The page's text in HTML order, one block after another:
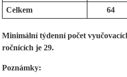
Celkem
64
Minimální týdenní počet
ročnících je 29.
Poznámky: